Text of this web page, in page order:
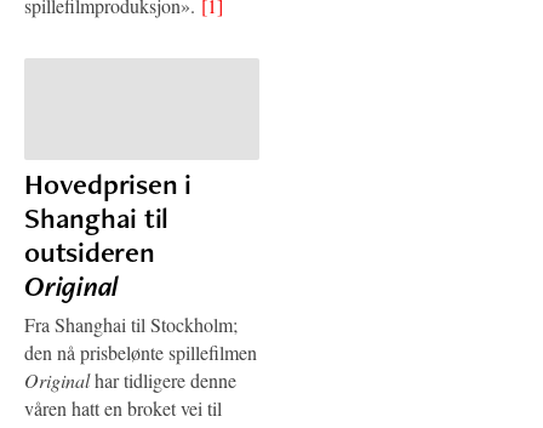
spillefilmproduksjon». [1]
Hovedprisen i
Shanghai til
outsideren
Original
Fra Shanghai til Stockholm;
den nå prisbelønte spillefilmen
Originalhar tidligere denne
våren hatt en broket vei til